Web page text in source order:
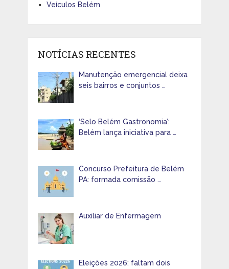
Veículos Belém
NOTÍCIAS RECENTES
Manutenção emergencial deixa
seis bairros e conjuntos …
‘Selo Belém Gastronomia’:
Belém lança iniciativa para …
Concurso Prefeitura de Belém
PA: formada comissão …
Auxiliar de Enfermagem
Eleições 2026: faltam dois